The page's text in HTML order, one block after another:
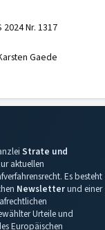
2024 Nr. 1317
Gaede
Strate und
aktuellen
Es besteht
Newsletterund einer
Urteile und
Europäischen